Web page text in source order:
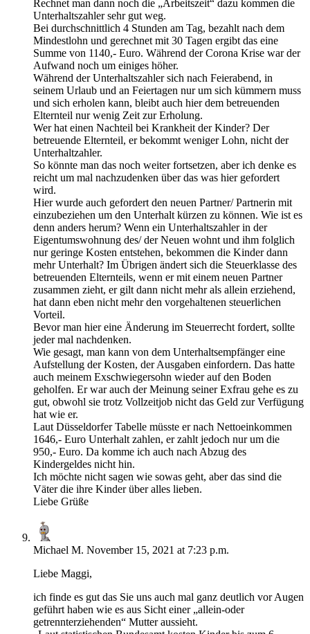
Rechnet man dann noch die „Arbeitszeit“ dazu kommen die
Unterhaltszahler sehr gut weg.
Bei durchschnittlich 4 Stunden am Tag, bezahlt nach dem
Mindestlohn und gerechnet mit 30 Tagen ergibt das eine
Summe von 1140,- Euro. Während der Corona Krise war der
Aufwand noch um einiges höher.
Während der Unterhaltszahler sich nach Feierabend, in
seinem Urlaub und an Feiertagen nur um sich kümmern muss
und sich erholen kann, bleibt auch hier dem betreuenden
Elternteil nur wenig Zeit zur Erholung.
Wer hat einen Nachteil bei Krankheit der Kinder? Der
betreuende Elternteil, er bekommt weniger Lohn, nicht der
Unterhaltzahler.
So könnte man das noch weiter fortsetzen, aber ich denke es
reicht um mal nachzudenken über das was hier gefordert
wird.
Hier wurde auch gefordert den neuen Partner/ Partnerin mit
einzubeziehen um den Unterhalt kürzen zu können. Wie ist es
denn anders herum? Wenn ein Unterhaltszahler in der
Eigentumswohnung des/ der Neuen wohnt und ihm folglich
nur geringe Kosten entstehen, bekommen die Kinder dann
mehr Unterhalt? Im Übrigen ändert sich die Steuerklasse des
betreuenden Elternteils, wenn er mit einem neuen Partner
zusammen zieht, er gilt dann nicht mehr als allein erziehend,
hat dann eben nicht mehr den vorgehaltenen steuerlichen
Vorteil.
Bevor man hier eine Änderung im Steuerrecht fordert, sollte
jeder mal nachdenken.
Wie gesagt, man kann von dem Unterhaltsempfänger eine
Aufstellung der Kosten, der Ausgaben einfordern. Das hatte
auch meinem Exschwiegersohn wieder auf den Boden
geholfen. Er war auch der Meinung seiner Exfrau gehe es zu
gut, obwohl sie trotz Vollzeitjob nicht das Geld zur Verfügung
hat wie er.
Laut Düsseldorfer Tabelle müsste er nach Nettoeinkommen
1646,- Euro Unterhalt zahlen, er zahlt jedoch nur um die
950,- Euro. Da komme ich auch nach Abzug des
Kindergeldes nicht hin.
Ich möchte nicht sagen wie sowas geht, aber das sind die
Väter die ihre Kinder über alles lieben.
Liebe Grüße
Michael M. November 15, 2021 at 7:23 p.m.
Liebe Maggi,
ich finde es gut das Sie uns auch mal ganz deutlich vor Augen
geführt haben wie es aus Sicht einer „allein-oder
getrennterziehenden“ Mutter aussieht.